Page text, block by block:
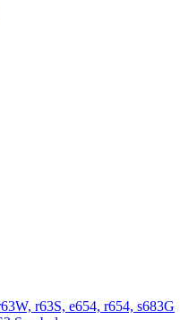
r63S, e654, r654, s683G